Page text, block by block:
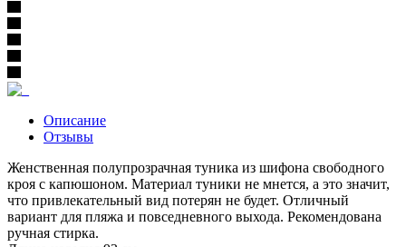
Описание
Отзывы
Женственная полупрозрачная туника из шифона свободного
кроя с капюшоном. Материал туники не мнется, а это значит,
что привлекательный вид потерян не будет. Отличный
вариант для пляжа и повседневного выхода. Рекомендована
ручная стирка.